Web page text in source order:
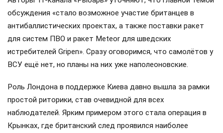
обсуждения «стало возможное участие британцев в
антибаллистических проектах, а также поставки ракет
для систем ПВО и ракет Meteor для шведских
истребителей Gripen». Сразу оговоримся, что самолётов у
ВСУ ещё нет, но планы на них уже наполеоновские.
Роль Лондона в поддержке Киева давно вышла за рамки
простой риторики, став очевидной для всех
наблюдателей. Ярким примером этого стала операция в
Крынках, где британский след проявился наиболее